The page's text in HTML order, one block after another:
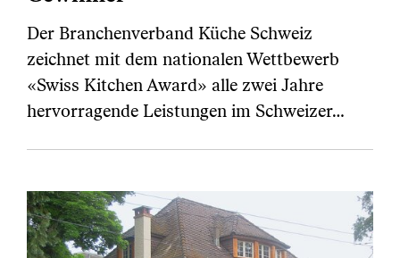
Der Branchenverband Küche Schweiz
zeichnet mit dem nationalen Wettbewerb
«Swiss Kitchen Award» alle zwei Jahre
hervorragende Leistungen im Schweizer…